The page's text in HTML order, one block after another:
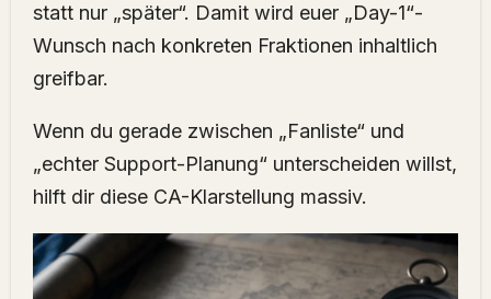
statt nur „später“. Damit wird euer „Day-1“-
Wunsch nach konkreten Fraktionen inhaltlich
greifbar.
Wenn du gerade zwischen „Fanliste“ und
„echter Support-Planung“ unterscheiden willst,
hilft dir diese CA-Klarstellung massiv.